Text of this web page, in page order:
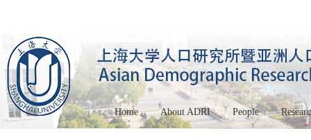
Home About ADRI People